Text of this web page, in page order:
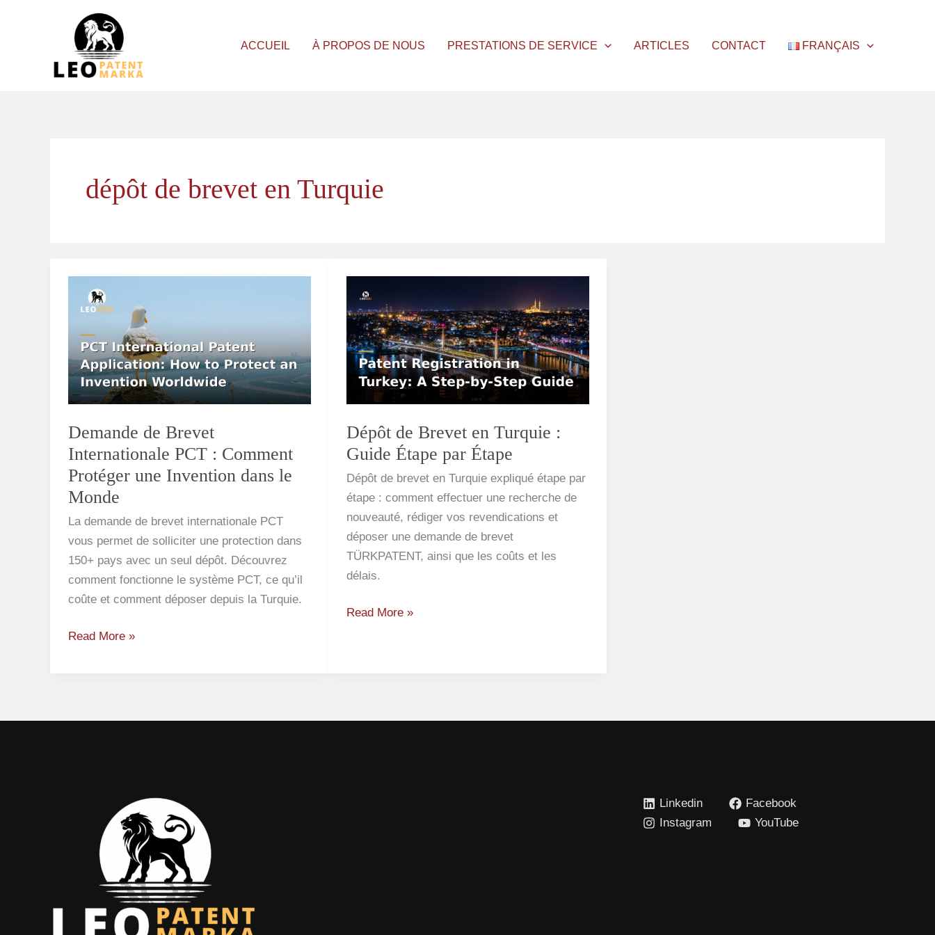
ACCUEIL À PROPOS DE NOUS PRESTATIONS DE SERVICE ARTICLES CONTACT FRANÇAIS
dépôt de brevet en Turquie
Demande de Brevet
Internationale PCT : Comment
Protéger une Invention dans le
Monde
La demande de brevet internationale PCT
vous permet de solliciter une protection dans
150+ pays avec un seul dépôt. Découvrez
comment fonctionne le système PCT, ce qu’il
coûte et comment déposer depuis la Turquie.
Internationale
PCT
:
Comment
une
Invention
dans
le
Monde
Read More »
Dépôt de Brevet en Turquie :
Guide Étape par Étape
Dépôt de brevet en Turquie expliqué étape par
étape : comment effectuer une recherche de
nouveauté, rédiger vos revendications et
déposer une demande de brevet
TÜRKPATENT, ainsi que les coûts et les
délais.
Brevet
en
Turquie
Guide
par
Étape
Read More »
Linkedin
Facebook
Instagram
YouTube